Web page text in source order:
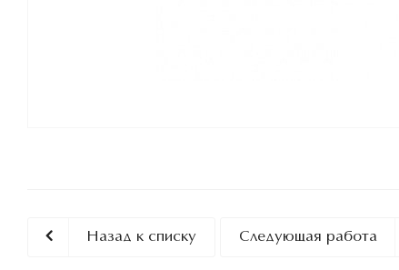
Назад к списку Следующая работа